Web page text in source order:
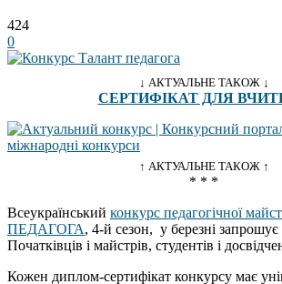
424
0
↓ АКТУАЛЬНЕ ТАКОЖ ↓
СЕРТИФІКАТ ДЛЯ
↑ АКТУАЛЬНЕ ТАКОЖ ↑
* * *
Всеукраїнський конкурс педагогічної
ПЕДАГОГА, 4-й сезон, у березні запрошує
Початківців і майстрів, студентів і
Кожен диплом-сертифікат конкурсу має